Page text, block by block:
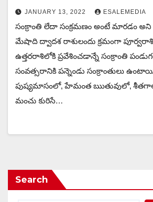
JANUARY 13, 2022 ESALEMEDIA
సంక్రాంతి లేదా సంక్రమణం అంటే మారడం అని
మేషాది ద్వాదశ రాశులందు క్రమంగా పూర్వరాశి
ఉత్తరరాశిలోకి ప్రవేశించడాన్నే సంక్రాంతి
సంవత్సరానికి పన్నెండు సంక్రాంతులు
పుష్యమాసంలో, హేమంత ఋతువులో,
మంచు కురిసే…
Search